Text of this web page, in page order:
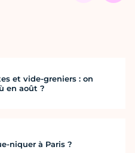
et vide-greniers : on
en août ?
niquer à Paris ?